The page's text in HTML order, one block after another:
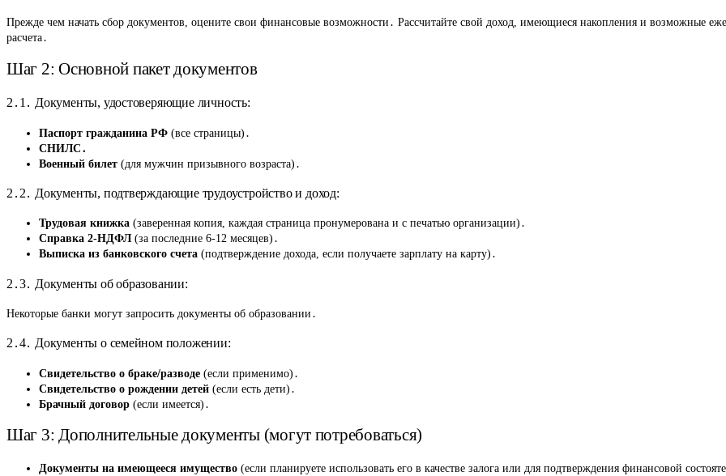
Прежде чем начать сбор документов, оцените свои финансовые возможности․ Рассчитайте свой доход, имеющиеся накопления и возможные
расчета․
Шаг 2: Основной пакет документов
2․1․ Документы, удостоверяющие личность:
Паспорт гражданина РФ (все страницы)․
СНИЛС․
Военный билет (для мужчин призывного возраста)․
2․2․ Документы, подтверждающие трудоустройство и доход:
Трудовая книжка (заверенная копия, каждая страница пронумерована и с печатью организации)․
Справка 2-НДФЛ(за последние 6-12 месяцев)․
Выписка из банковского счета (подтверждение дохода, если получаете зарплату на карту)․
2․3․ Документы об образовании:
Некоторые банки могут запросить документы об образовании․
2․4․ Документы о семейном положении:
Свидетельство о браке/разводе (если применимо)․
Свидетельство о рождении детей (если есть дети)․
Брачный договор (если имеется)․
Шаг 3: Дополнительные документы (могут потребоваться)
Документы на имеющееся имущество (если планируете использовать его в качестве залога или для подтверждения финансовой